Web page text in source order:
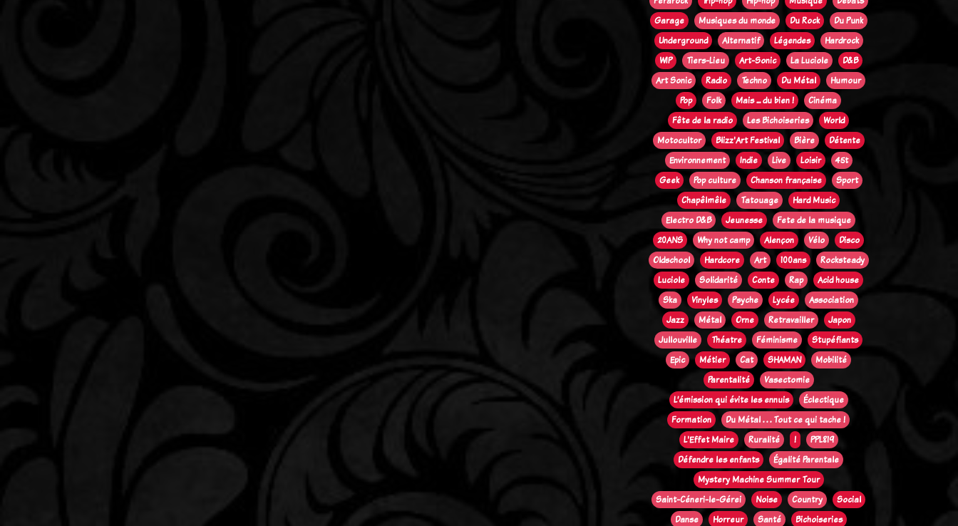
Garage
Musiques du monde Du Rock
Du Punk
Underground
Alternatif Légendes
Hardrock
WIP
Tiers-Lieu Art-Sonic La Luciole
D&B
Art Sonic
Radio Techno Du Métal
Humour
Pop
Folk Mais ... du bien !
Cinéma
Fête de la radio
Les Bichoiseries
World
Motocultor
Blizz'Art Festival Bière
Détente
Environnement
Indie Live Loisir
45t
Geek
Pop culture Chanson française
Sport
Chapêlmêle
Tatouage
Hard Music
Electro D&B
Jeunesse
Fete de la musique
20ANS
Why not camp Alençon Vélo
Disco
Oldschool
Hardcore Art 100ans
Rocksteady
Luciole
Solidarité Conte Rap
Acid house
Ska
Vinyles Psyche Lycée
Association
Jazz
Métal Orne Retravailler
Japon
Jullouville
Théatre Féminisme
Stupéfiants
Epic
Métier Cat SHAMAN
Mobilité
Parentalité
Vasectomie
L’émission qui évite les ennuis
Éclectique
Formation
Du Métal . . . Tout ce qui tache !
L'Effet Maire
Ruralité !
PPL819
Défendre les enfants
Égalité Parentale
Mystery Machine Summer Tour
Saint-Céneri-le-Gérei
Noise Country
Social
Danse
Horreur Santé
Bichoiseries